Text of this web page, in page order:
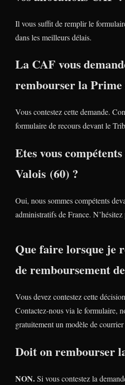
Il vous suffit de remplir le
dans les meilleurs délais.
La CAF vous
rembourser la Prime
Vous contestez cette demande.
formulaire de recours devant le
Etes vous
Valois (60) ?
Oui, nous sommes compétents
administratifs de France. N’hésitez
Que faire lorsque je
de remboursement
Vous devez contestez cette
Contactez-nous via le formulaire,
gratuitement un modèle de
Doit on rembourser
NON.Si vous contestez la